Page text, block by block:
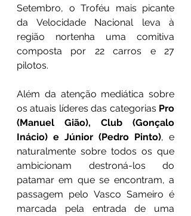
Setembro, o Troféu mais picante
da Velocidade Nacional leva à
região nortenha uma comitiva
composta por 22 carros e 27
pilotos.
Além da atenção mediática sobre
os atuais líderes das categorias Pro
(Manuel Gião), Club (Gonçalo
Inácio) e Júnior (Pedro Pinto), e
naturalmente sobre todos os que
ambicionam destroná-los do
patamar em que se encontram, a
passagem pelo Vasco Sameiro é
marcada pela entrada de uma